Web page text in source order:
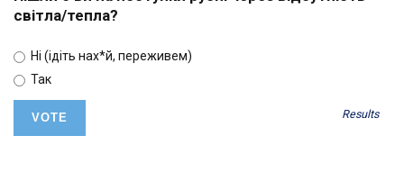
світла/тепла?
Ні (ідіть нах*й, переживем)
Так
Results